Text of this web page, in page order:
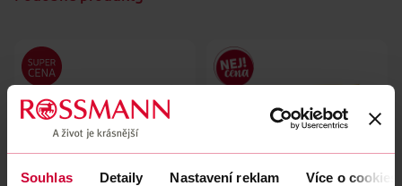
Souhlas Detaily Nastavení reklam Více o cookies